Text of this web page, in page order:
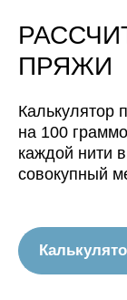
ПРЯЖИ
Калькулятор
на 100
каждой нити
совокупный
будет